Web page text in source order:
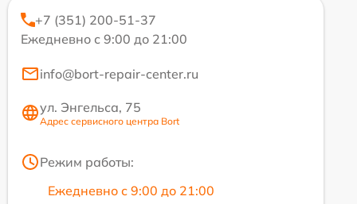
+7 (351) 200-51-37
Ежедневно с 9:00 до 21:00
info@bort-repair-center.ru
ул. Энгельса, 75
Адрес сервисного центра Bort
Режим работы:
Ежедневно с 9:00 до 21:00